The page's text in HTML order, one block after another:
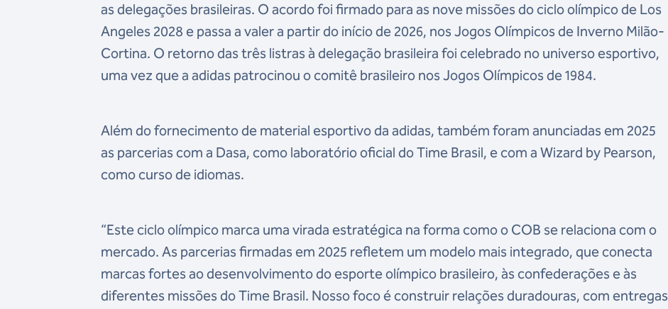
as delegações brasileiras. O acordo foi firmado para as nove missões do ciclo olímpico de Los
Angeles 2028 e passa a valer a partir do início de 2026, nos Jogos Olímpicos de Inverno Milão-
Cortina. O retorno das três listras à delegação brasileira foi celebrado no universo esportivo,
uma vez que a adidas patrocinou o comitê brasileiro nos Jogos Olímpicos de 1984.
Além do fornecimento de material esportivo da adidas, também foram anunciadas em 2025
as parcerias com a Dasa, como laboratório oficial do Time Brasil, e com a Wizard by Pearson,
como curso de idiomas.
“Este ciclo olímpico marca uma virada estratégica na forma como o COB se relaciona com o
mercado. As parcerias firmadas em 2025 refletem um modelo mais integrado, que conecta
marcas fortes ao desenvolvimento do esporte olímpico brasileiro, às confederações e às
diferentes missões do Time Brasil. Nosso foco é construir relações duradouras, com entregas